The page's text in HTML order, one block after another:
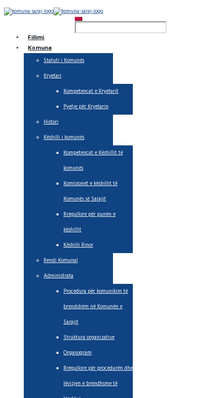
Fillimi
Komuna
Statuti i Komunës
Kryetari
Kompetencat e Kryetarit
Pyetje për Kryetarin
Histori
Këshilli i komunës
Kompetencat e Këshillit të
komunës
Komisionet e këshillit të
Komunës së Sarajit
Rregullore për punën e
këshillit
Këshilli Rinor
Rendi Komunal
Administrata
Procedura për komunikim të
brendshëm në Komunën e
Sarajit
Struktura organizative
Organogram
Rregullore për procedurën dhe
lëvizjen e brendhsme të